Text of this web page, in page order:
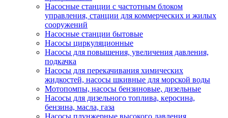
Насосные станции с частотным блоком
управления, станции для коммерческих и жилых
сооружений
Насосные станции бытовые
Насосы циркуляционные
Насосы для повышения, увеличения давления,
подкачка
Насосы для перекачивания химических
жидкостей, насосы шкивные для морской воды
Мотопомпы, насосы бензиновые, дизельные
Насосы для дизельного топлива, керосина,
бензина, масла, газа
Насосы плунжерные высокого давления